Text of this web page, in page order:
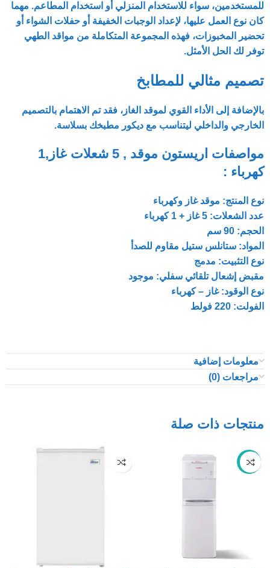
للمستخدمين، سواء للاستخدام المنزلي أو استخدام المطاعم. مهما
كان نوع العمل عليها، لإعداد الوجبات الخفيفة أو حفلات الشواء أو
تحضير المخبوزات، فهذه المجموعة المتكاملة من مواقد الطهي
توفر لك الحل الأمثل.
تصميم مثالي للمطابخ
بالإضافة إلى الأداء القوي لموقد الغاز، فقد تم الاهتمام بالتصميم
الخارجي والداخلي ليتناسب مع ديكور مطبخك بسلاسة.
مواصفات اريستون موقد , 5 شعلات غاز,1
كهرباء :
نوع المنتج: موقد غاز وكهرباء
عدد الشعلات: 5 غاز + 1 كهرباء
الحجم: 90 سم
المواد: ستانلس ستيل مقاوم للصدأ
نوع التثبيت: مدمج
مقبض إشعال تلقائي سفلي: موجود
نوع الوقود: غاز – كهرباء
الفولت: 220 فولط
معلومات إضافية
مراجعات (0)
منتجات ذات صلة
-27%